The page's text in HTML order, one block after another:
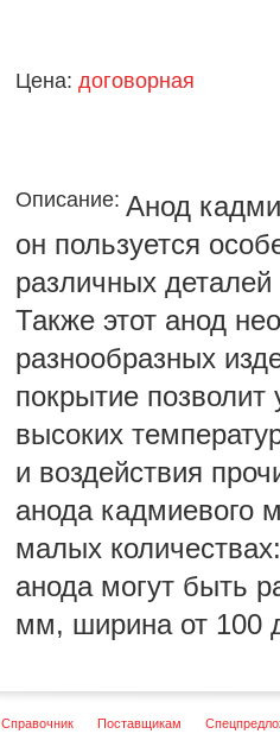
Цена: договорная
Описание: Анод
он пользуется
различных
Также этот анод
разнообразных
покрытие позволит
высоких
и воздействия
анода кадмиевого
малых
анода могут быть
мм, ширина от 100
Справочник Поставщикам